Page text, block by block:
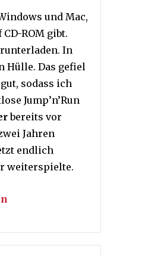
und Mac,
ROM gibt.
In
Hülle. Das gefiel
sodass ich
Jump’n’Run
bereits vor
Jahren
endlich
weiterspielte.